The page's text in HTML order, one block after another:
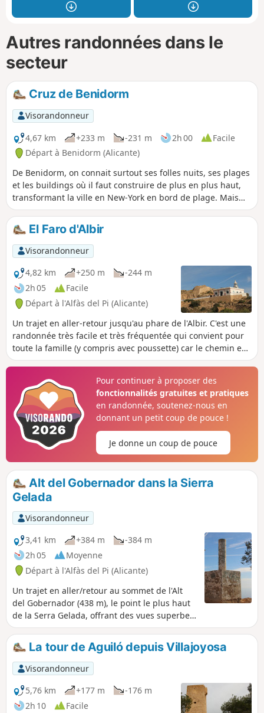
Autres randonnées dans le
secteur
Cruz de Benidorm
Visorandonneur
4,67 km
+233 m -231 m 2h 00
Facile
Départ à Benidorm (Alicante)
De Benidorm, on connait surtout ses folles nuits, ses plages
et les buildings où il faut construire de plus en plus haut,
transformant la ville en New-York en bord de plage. Mais
c'est oublier que Benidorm est entouré de très hautes
montagnes comme le Puig Campana (1408 m) et de la Serra
Gelada. Je vous propose de monter (à pied) à La Croix de
Benidorm (qui est un point d'entrée dans la Serra Gelada)
où vous aurez des vues exceptionnelles sur la ville, les
montagnes et la côte.
El Faro d'Albir
Visorandonneur
4,82 km
+250 m
-244 m
2h 05
Facile
Départ à l'Alfàs del Pi (Alicante)
Un trajet en aller-retour jusqu'au phare de l'Albir. C'est une
randonnée très facile et très fréquentée qui convient pour
toute la famille (y compris avec poussette) car le chemin est
ample, asphalté et sans difficultés. Il est aussi très
Pour continuer à proposer des
fonctionnalités gratuites et pratiques
en randonnée, soutenez-nous en
donnant un petit coup de pouce !
Je donne un coup de pouce
Alt del Gobernador dans la Sierra
Gelada
Visorandonneur
3,41 km
+384 m
-384 m
2h 05
Moyenne
Départ à l'Alfàs del Pi (Alicante)
Un trajet en aller/retour au sommet de l'Alt
del Gobernador (438 m), le point le plus haut
de la Serra Gelada, offrant des vues superbes
sur les côtes et sur les montagnes
environnantes.
La tour de Aguiló depuis Villajoyosa
Visorandonneur
5,76 km
+177 m
-176 m
2h 10
Facile